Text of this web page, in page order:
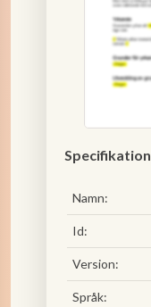
Specifikation
Namn:
Id:
Version:
Språk: